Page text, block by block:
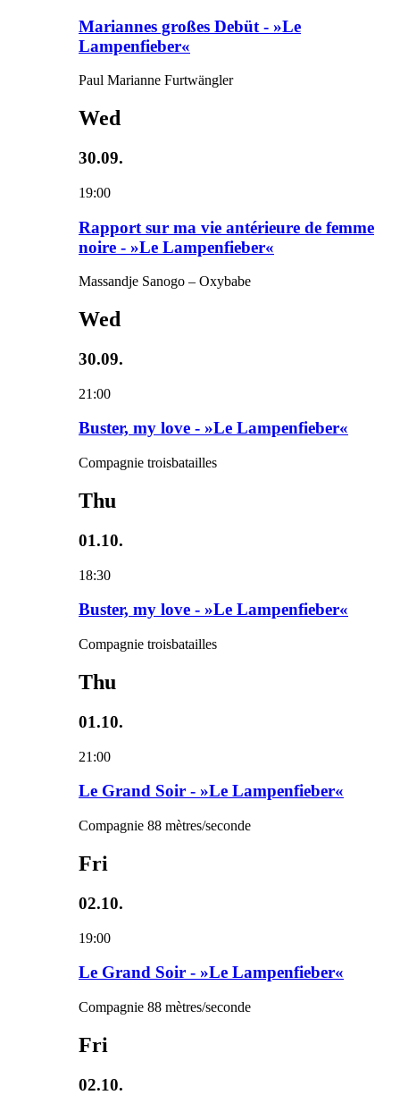
Mariannes großes Debüt - »Le
Lampenfieber«
Paul Marianne Furtwängler
Wed
30.09.
19:00
Rapport sur ma vie antérieure de femme
noire - »Le Lampenfieber«
Massandje Sanogo – Oxybabe
Wed
30.09.
21:00
Buster, my love - »Le Lampenfieber«
Compagnie troisbatailles
Thu
01.10.
18:30
Buster, my love - »Le Lampenfieber«
Compagnie troisbatailles
Thu
01.10.
21:00
Le Grand Soir - »Le Lampenfieber«
Compagnie 88 mètres/seconde
Fri
02.10.
19:00
Le Grand Soir - »Le Lampenfieber«
Compagnie 88 mètres/seconde
Fri
02.10.